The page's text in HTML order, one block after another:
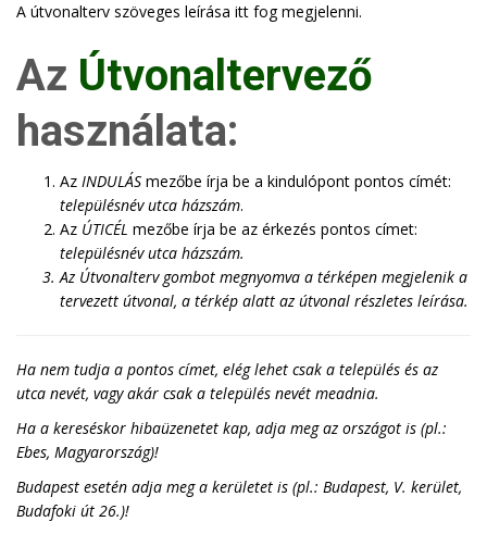
A útvonalterv szöveges leírása itt fog megjelenni.
Az Útvonaltervező
használata:
Az INDULÁS mezőbe írja be a kindulópont pontos címét:
településnév utca házszám.
Az ÚTICÉL mezőbe írja be az érkezés pontos címet:
településnév utca házszám.
Az Útvonaltervgombot megnyomva a térképen megjelenik a
tervezett útvonal, a térkép alatt az útvonal részletes leírása.
Ha nem tudja a pontos címet, elég lehet csak a település és az
utca nevét, vagy akár csak a település nevét meadnia.
Ha a kereséskor hibaüzenetet kap, adja meg az országot is (pl.:
Ebes, Magyarország)!
Budapest esetén adja meg a kerületet is (pl.: Budapest, V. kerület,
Budafoki út 26.)!